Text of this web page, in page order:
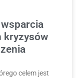
kryzysów
celem jest